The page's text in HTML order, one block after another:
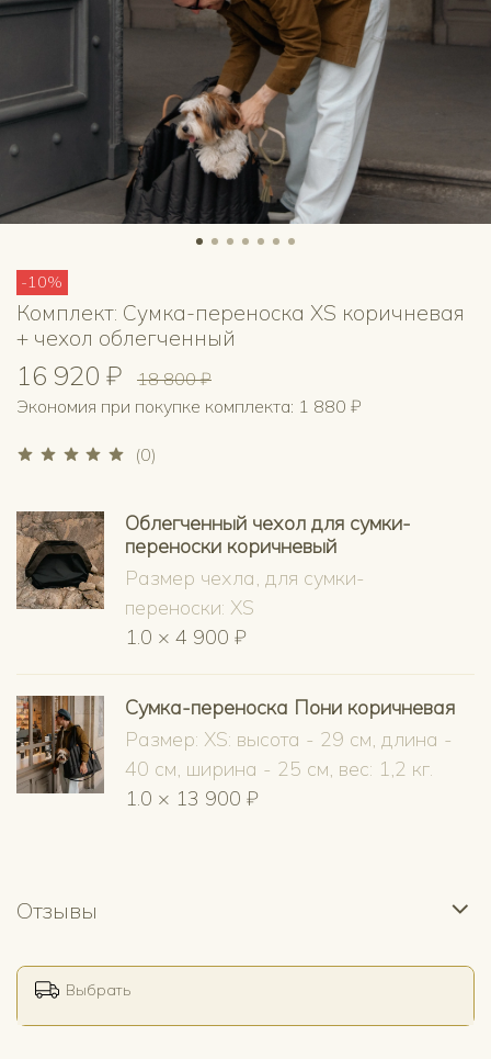
-10%
(0)
Комплект: Сумка-переноска XS коричневая
+ чехол облегченный
16 920 ₽
18 800 ₽
Экономия при покупке комплекта: 1 880 ₽
Облегченный чехол для сумки-
переноски коричневый
Размер чехла, для сумки-
переноски: XS
1.0 × 4 900 ₽
Сумка-переноска Пони коричневая
Размер: XS: высота - 29 см, длина -
40 см, ширина - 25 см, вес: 1,2 кг.
1.0 × 13 900 ₽
Отзывы
Выбрать